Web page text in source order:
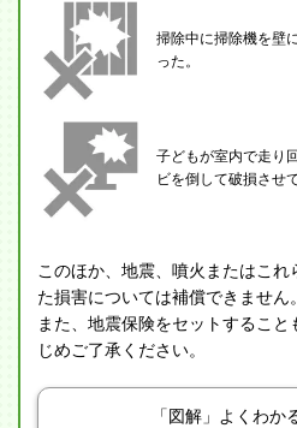
掃除中に掃除機を壁
った。
子どもが室内で走り
ビを倒して破損させ
このほか、地震、噴火またはこれ
た損害については補償できません。
また、地震保険をセットするこ
じめご了承ください。
「図解」よくわか